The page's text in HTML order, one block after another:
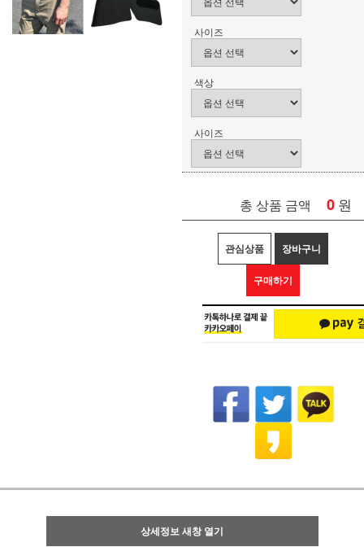
사이즈
색상
사이즈
총 상품 금액 0 원
관심상품 장바구니
구매하기
상세정보 새창 열기